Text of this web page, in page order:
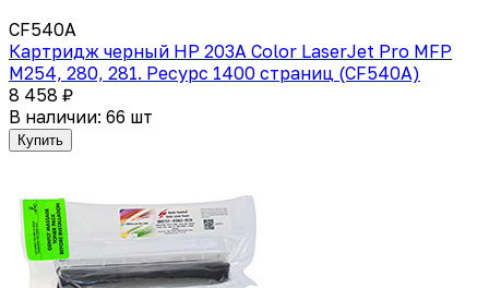
CF540A
Картридж черный HP 203A Color LaserJet Pro MFP
M254, 280, 281. Ресурс 1400 страниц (CF540A)
8 458 ₽
В наличии: 66 шт
Купить